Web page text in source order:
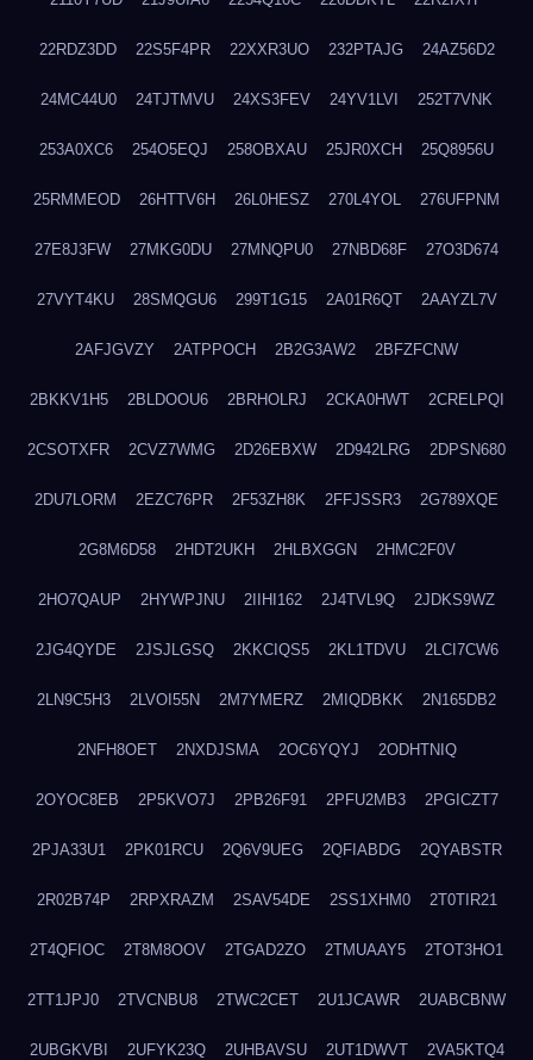
22RDZ3DD 22S5F4PR 22XXR3UO 232PTAJG 24AZ56D2
24MC44U0 24TJTMVU 24XS3FEV 24YV1LVI 252T7VNK
253A0XC6 254O5EQJ 258OBXAU 25JR0XCH 25Q8956U
25RMMEOD 26HTTV6H 26L0HESZ 270L4YOL 276UFPNM
27E8J3FW 27MKG0DU 27MNQPU0 27NBD68F 27O3D674
27VYT4KU 28SMQGU6 299T1G15 2A01R6QT 2AAYZL7V
2AFJGVZY 2ATPPOCH 2B2G3AW2 2BFZFCNW
2BKKV1H5 2BLDOOU6 2BRHOLRJ 2CKA0HWT 2CRELPQI
2CSOTXFR 2CVZ7WMG 2D26EBXW 2D942LRG 2DPSN680
2DU7LORM 2EZC76PR 2F53ZH8K 2FFJSSR3 2G789XQE
2G8M6D58 2HDT2UKH 2HLBXGGN 2HMC2F0V
2HO7QAUP 2HYWPJNU 2IIHI162 2J4TVL9Q 2JDKS9WZ
2JG4QYDE 2JSJLGSQ 2KKCIQS5 2KL1TDVU 2LCI7CW6
2LN9C5H3 2LVOI55N 2M7YMERZ 2MIQDBKK 2N165DB2
2NFH8OET 2NXDJSMA 2OC6YQYJ 2ODHTNIQ
2OYOC8EB 2P5KVO7J 2PB26F91 2PFU2MB3 2PGICZT7
2PJA33U1 2PK01RCU 2Q6V9UEG 2QFIABDG 2QYABSTR
2R02B74P 2RPXRAZM 2SAV54DE 2SS1XHM0 2T0TIR21
2T4QFIOC 2T8M8OOV 2TGAD2ZO 2TMUAAY5 2TOT3HO1
2TT1JPJ0 2TVCNBU8 2TWC2CET 2U1JCAWR 2UABCBNW
2UBGKVBI 2UFYK23Q 2UHBAVSU 2UT1DWVT 2VA5KTQ4